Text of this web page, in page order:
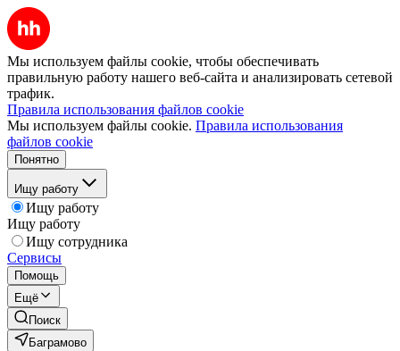
Мы используем файлы cookie, чтобы обеспечивать
правильную работу нашего веб-сайта и анализировать сетевой
трафик.
Правила использования файлов cookie
Мы используем файлы cookie. Правила использования
файлов cookie
Понятно
Ищу работу
Ищу работу
Ищу работу
Ищу сотрудника
Сервисы
Помощь
Ещё
Поиск
Баграмово